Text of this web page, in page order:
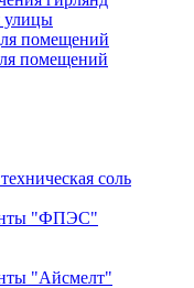
улицы
помещений
помещений
соль
"ФПЭС"
"Айсмелт"